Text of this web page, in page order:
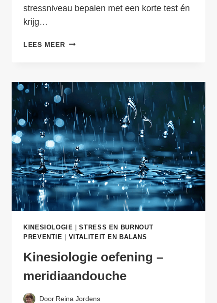
stressniveau bepalen met een korte test én
krijg…
LEES MEERSTRESS
JE
STRESSNIVEAU
ONTVANG
ADVIES
KINESIOLOGIE |STRESS EN BURNOUT
PREVENTIE
VITALITEIT EN BALANS
Kinesiologie oefening –
meridiaandouche
Door Reina Jordens